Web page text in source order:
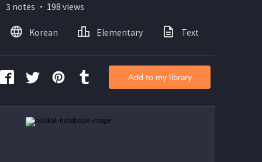
3 notes ・ 198 views
Korean Elementary Text
Add to my library